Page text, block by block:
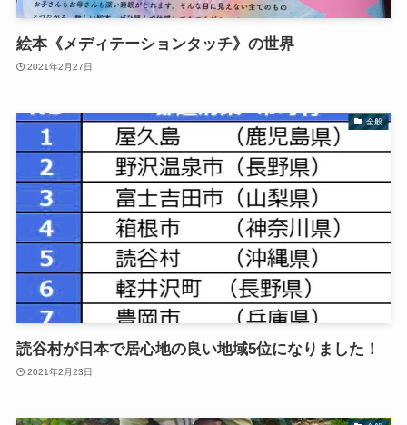
絵本《メディテーションタッチ》の世界
2021年2月27日
全般
読谷村が日本で居心地の良い地域5位になりました！
2021年2月23日